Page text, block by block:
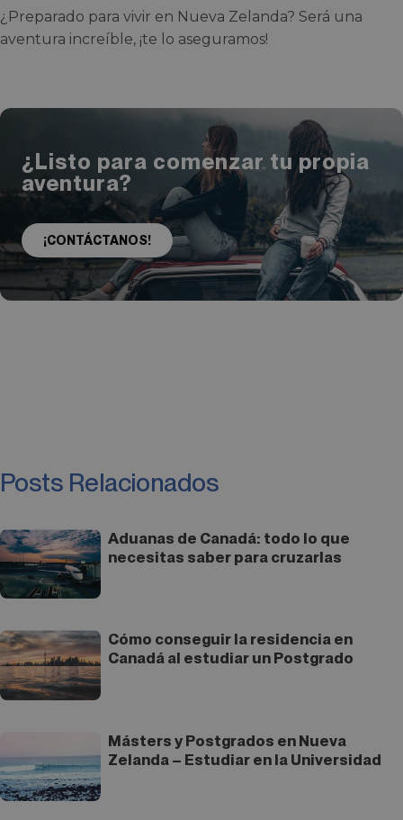
¿Preparado para vivir en Nueva Zelanda? Será una
aventura increíble, ¡te lo aseguramos!
¿Listo para comenzar tu propia
aventura?
¡CONTÁCTANOS!
Posts Relacionados
Aduanas de Canadá: todo lo que
necesitas saber para cruzarlas
Cómo conseguir la residencia en
Canadá al estudiar un Postgrado
Másters y Postgrados en Nueva
Zelanda – Estudiar en la Universidad